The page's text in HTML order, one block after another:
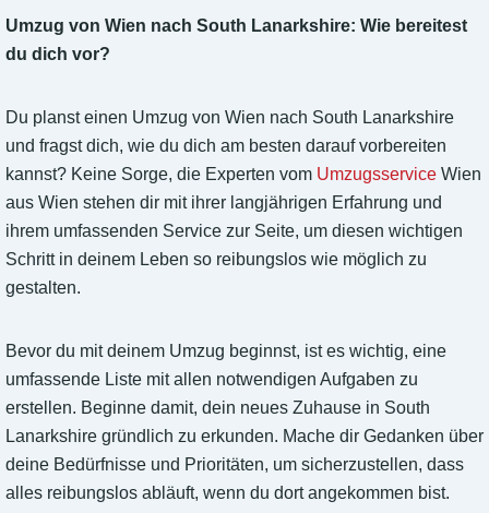
Umzug von Wien nach South Lanarkshire: Wie bereitest
du dich vor?
Du planst einen Umzug von Wien nach South Lanarkshire
und fragst dich, wie du dich am besten darauf vorbereiten
kannst? Keine Sorge, die Experten vom Umzugsservice Wien
aus Wien stehen dir mit ihrer langjährigen Erfahrung und
ihrem umfassenden Service zur Seite, um diesen wichtigen
Schritt in deinem Leben so reibungslos wie möglich zu
gestalten.
Bevor du mit deinem Umzug beginnst, ist es wichtig, eine
umfassende Liste mit allen notwendigen Aufgaben zu
erstellen. Beginne damit, dein neues Zuhause in South
Lanarkshire gründlich zu erkunden. Mache dir Gedanken über
deine Bedürfnisse und Prioritäten, um sicherzustellen, dass
alles reibungslos abläuft, wenn du dort angekommen bist.